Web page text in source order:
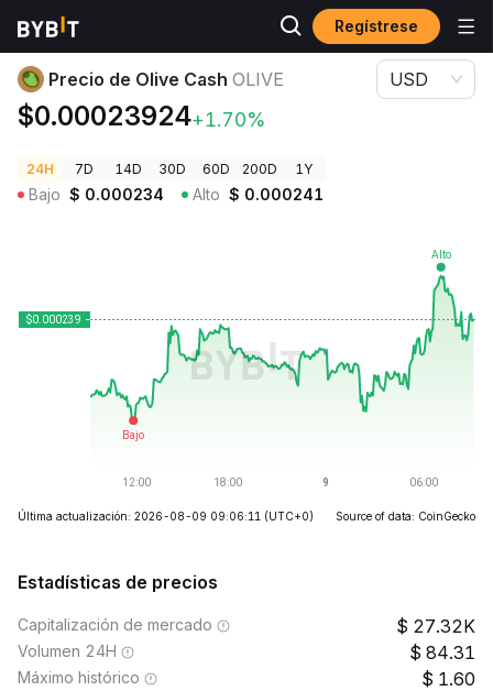
Regístrese
Precios de Criptomonedas Precio de Olive Cash OLIVE
Precio de Olive Cash OLIVE
$0.00023924+1.70%
USD
24H 7D 14D 30D 60D 200D 1Y
Bajo $ 0.000234 Alto $ 0.000241
Última actualización: 2026-08-09 09:06:11 (UTC+0) Source of data: CoinGecko
Estadísticas de precios
Capitalización de mercado 27.32K
Volumen 24H 84.31
Máximo histórico 1.60